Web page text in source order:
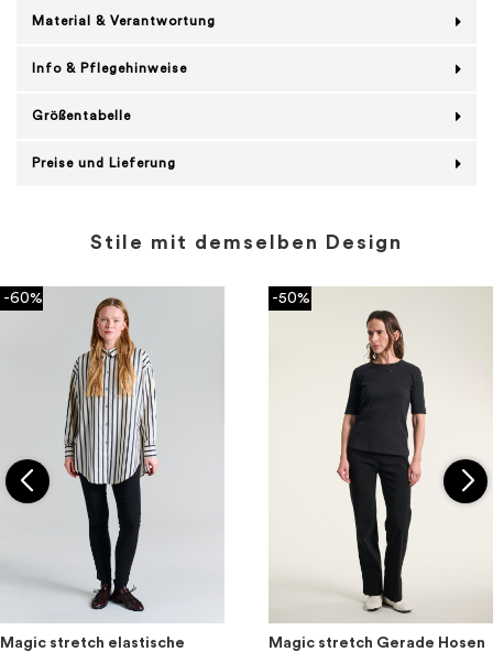
Material & Verantwortung
Info & Pflegehinweise
Größentabelle
Preise und Lieferung
Stile mit demselben Design
-60%
Magic stretch elastische
-50%
Magic stretch Gerade Hosen